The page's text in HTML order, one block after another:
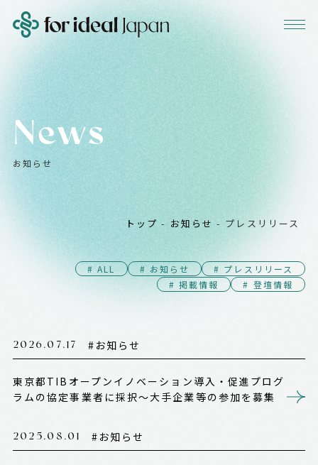
News
お知らせ
トップ-お知らせ-プレスリリース
# ALL # お知らせ
# プレスリリース
# 掲載情報
# 登壇情報
2026.07.17 お知らせ
東京都TIBオープンイノベーション導入・促進プログ
ラムの協定事業者に採択～大手企業等の参加を募集
2025.08.01 お知らせ